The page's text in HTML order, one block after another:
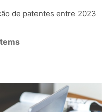
de patentes entre 2023